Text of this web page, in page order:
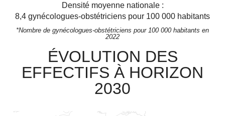
Densité moyenne nationale :
8,4 gynécologues-obstétriciens pour 100 000 habitants
*Nombre de gynécologues-obstétriciens pour 100 000 habitants en
2022
ÉVOLUTION DES
EFFECTIFS À HORIZON
2030